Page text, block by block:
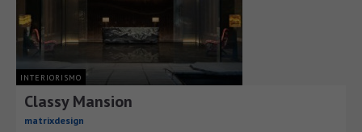
INTERIORISMO
Classy Mansion
matrixdesign